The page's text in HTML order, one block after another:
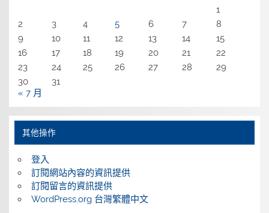
1
2
3 4 5 6 7
8
9
10 11 12 13 14
15
16
17 18 19 20 21
22
23
24 25 26 27 28
29
30
31
« 7 月
其他操作
登入
訂閱網站內容的資訊提供
訂閱留言的資訊提供
WordPress.org 台灣繁體中文